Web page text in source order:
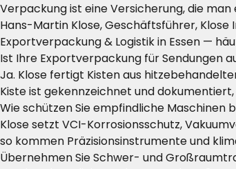
Verpackung ist eine Versicherung, die
Hans-Martin Klose, Geschäftsführer, Klose
Exportverpackung & Logistik in Essen —
Ist Ihre Exportverpackung für Sendungen
Ja. Klose fertigt Kisten aus
Kiste ist gekennzeichnet und
Wie schützen Sie empfindliche Maschinen
Klose setzt VCI-Korrosionsschutz,
so kommen Präzisionsinstrumente und
Übernehmen Sie Schwer- und